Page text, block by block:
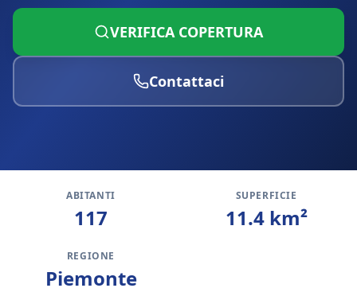
VERIFICA COPERTURA
Contattaci
ABITANTI
117
SUPERFICIE
11.4km²
REGIONE
Piemonte